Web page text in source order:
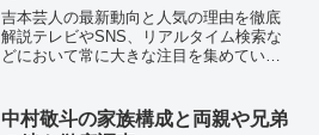
吉本芸人の最新動向と人気の理由を徹底
解説テレビやSNS、リアルタイム検索な
どにおいて常に大きな注目を集めている
由が気になりますよね。結論として、よ
中村敬斗の家族構成と両親や兄弟